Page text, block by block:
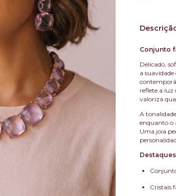
Conjunto
Delicado,
a
reflete a
valoriza
A
enquanto o
Uma joia
Cristais